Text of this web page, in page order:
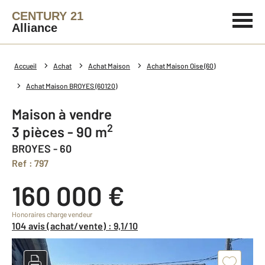
CENTURY 21
Alliance
Accueil Achat Achat Maison Achat Maison Oise (60)
Achat Maison BROYES (60120)
Maison à vendre
3 pièces - 90 m2
BROYES - 60
Ref : 797
160 000 €
Honoraires charge vendeur
104 avis (achat/vente) : 9,1/10